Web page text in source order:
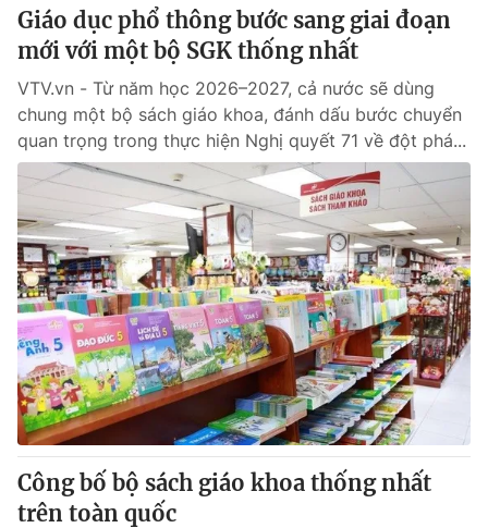
Giáo dục phổ thông bước sang giai đoạn
mới với một bộ SGK thống nhất
VTV.vn - Từ năm học 2026–2027, cả nước sẽ dùng
chung một bộ sách giáo khoa, đánh dấu bước chuyển
quan trọng trong thực hiện Nghị quyết 71 về đột phá...
Công bố bộ sách giáo khoa thống nhất
trên toàn quốc